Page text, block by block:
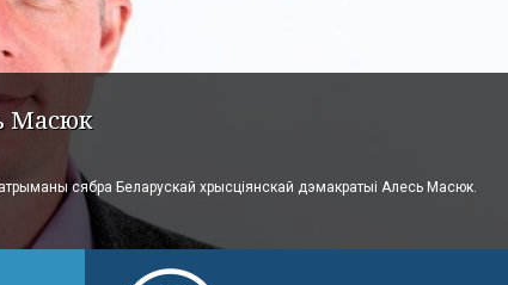
Масюк
сябра Беларускай хрысціянскай дэмакратыі Алесь Масюк.